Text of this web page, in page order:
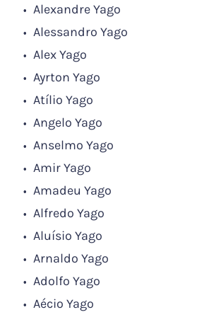
Alexandre Yago
Alessandro Yago
Alex Yago
Ayrton Yago
Atílio Yago
Angelo Yago
Anselmo Yago
Amir Yago
Amadeu Yago
Alfredo Yago
Aluísio Yago
Arnaldo Yago
Adolfo Yago
Aécio Yago